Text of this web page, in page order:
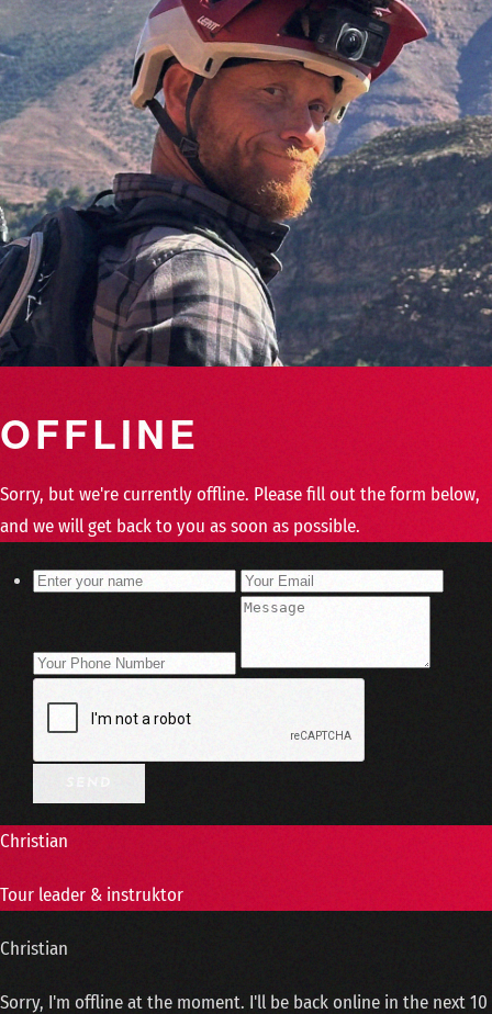
OFFLINE
Sorry, but we're currently offline. Please fill out the form below,
and we will get back to you as soon as possible.
Christian
Tour leader & instruktor
Christian
Sorry, I'm offline at the moment. I'll be back online in the next 10